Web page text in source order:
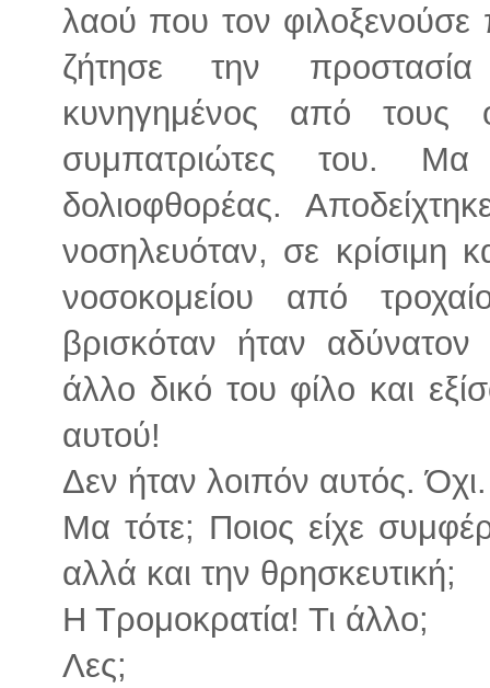
λαού που τον
ζήτησε την
κυνηγημένος από τους
συμπατριώτες του.
δολιοφθορέας.
νοσηλευόταν, σε κρίσιμη
νοσοκομείου από
βρισκόταν ήταν
άλλο δικό του φίλο και
αυτού!
Δεν ήταν λοιπόν αυτός. Όχι.
Μα τότε; Ποιος είχε
αλλά και την θρησκευτική;
Η Τρομοκρατία! Τι άλλο;
Λες;